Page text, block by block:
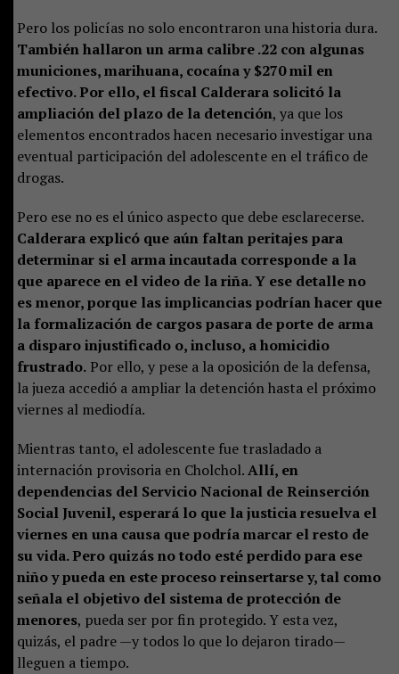
Pero los policías no solo encontraron una historia dura.
También hallaron un arma calibre .22 con algunas
municiones, marihuana, cocaína y $270 mil en
efectivo. Por ello, el fiscal Calderara solicitó la
ampliación del plazo de la detención, ya que los
elementos encontrados hacen necesario investigar una
eventual participación del adolescente en el tráfico de
drogas.
Pero ese no es el único aspecto que debe esclarecerse.
Calderara explicó que aún faltan peritajes para
determinar si el arma incautada corresponde a la
que aparece en el video de la riña. Y ese detalle no
es menor, porque las implicancias podrían hacer que
la formalización de cargos pasara de porte de arma
a disparo injustificado o, incluso, a homicidio
frustrado.Por ello, y pese a la oposición de la defensa,
la jueza accedió a ampliar la detención hasta el próximo
viernes al mediodía.
Mientras tanto, el adolescente fue trasladado a
internación provisoria en Cholchol.Allí, en
dependencias del Servicio Nacional de Reinserción
Social Juvenil, esperará lo que la justicia resuelva el
viernes en una causa que podría marcar el resto de
su vida. Pero quizás no todo esté perdido para ese
niño y pueda en este proceso reinsertarse y, tal como
señala el objetivo del sistema de protección de
menores, pueda ser por fin protegido. Y esta vez,
quizás, el padre —y todos lo que lo dejaron tirado—
lleguen a tiempo.